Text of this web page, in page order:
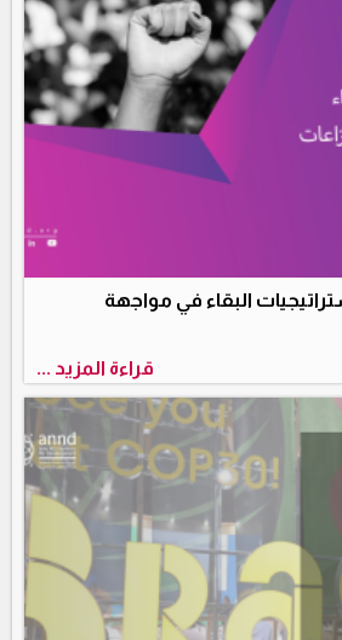
البقاء في مواجهة
قراءة المزيد ...